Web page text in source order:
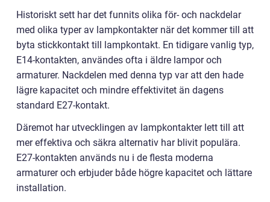
Historiskt sett har det funnits olika för- och nackdelar
med olika typer av lampkontakter när det kommer till att
byta stickkontakt till lampkontakt. En tidigare vanlig typ,
E14-kontakten, användes ofta i äldre lampor och
armaturer. Nackdelen med denna typ var att den hade
lägre kapacitet och mindre effektivitet än dagens
standard E27-kontakt.
Däremot har utvecklingen av lampkontakter lett till att
mer effektiva och säkra alternativ har blivit populära.
E27-kontakten används nu i de flesta moderna
armaturer och erbjuder både högre kapacitet och lättare
installation.